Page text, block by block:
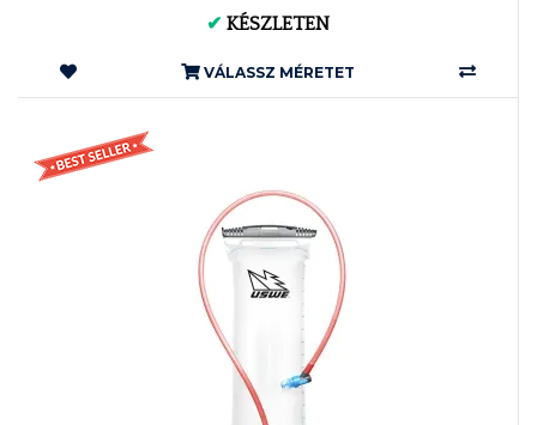
✔ KÉSZLETEN
VÁLASSZ MÉRETET